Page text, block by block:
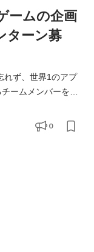
ームの企画
ターン募
れず、世界1のアプ
ームメンバーを募
と驚かすようなヒ
心を掴むような広
0